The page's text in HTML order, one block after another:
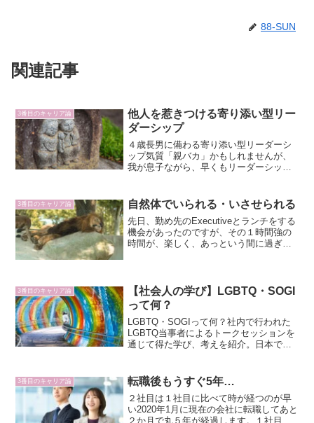
88-SUN
関連記事
3番目のキャリア論
他人を惹きつける寄り添い型リー
ダーシップ
４歳長男に備わる寄り添い型リーダーシ
ップ気質「親バカ」かもしれませんが、
我が息子ながら、早くもリーダーシップ
掛け、保育士さんからの日中エピソード
を通じて薄々感じてはいま...
3番目のキャリア論 自然体でいられる・いさせられる
先日、勤め先のExecutiveとランチをする
機会があったのですが、その１時間強の
時間が、楽しく、あっという間に過ぎて
離れている人...
3番目のキャリア論
【社会人の学び】LGBTQ・SOGI
って何？
LGBTQ・SOGIって何？社内で行われた
LGBTQ当事者によるトークセッションを
通じて得た学び、考えを紹介。日本では
きたい能力、知識。
3番目のキャリア論 転職後もうすぐ5年…
２社目は１社目に比べて時が経つのが早
い2020年1月に現在の会社に転職してあと
２か月で丸５年が経過します。１社目は